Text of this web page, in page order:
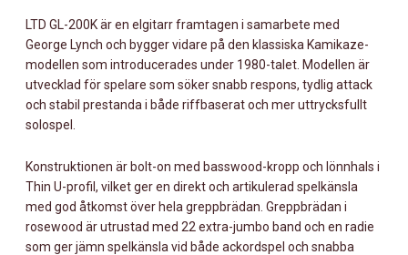
LTD GL-200K är en elgitarr framtagen i samarbete med
George Lynch och bygger vidare på den klassiska Kamikaze-
modellen som introducerades under 1980-talet. Modellen är
utvecklad för spelare som söker snabb respons, tydlig attack
och stabil prestanda i både riffbaserat och mer uttrycksfullt
solospel.
Konstruktionen är bolt-on med basswood-kropp och lönnhals i
Thin U-profil, vilket ger en direkt och artikulerad spelkänsla
med god åtkomst över hela greppbrädan. Greppbrädan i
rosewood är utrustad med 22 extra-jumbo band och en radie
som ger jämn spelkänsla vid både ackordspel och snabba